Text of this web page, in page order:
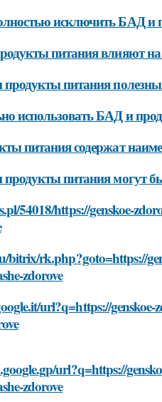
исключить БАД и
питания влияют на
питания полезны
использовать БАД и
питания содержат
питания могут
54018/https://genskoe-
bitrix/rk.php?goto=https://
zdorove
url?q=https://
url?q=https://
zdorove